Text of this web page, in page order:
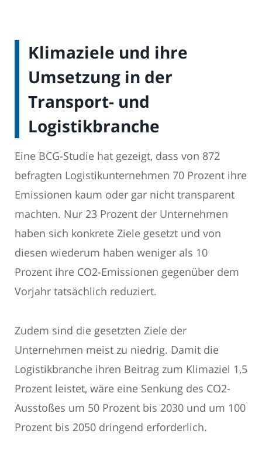
Klimaziele und ihre
Umsetzung in der
Transport- und
Logistikbranche
Eine BCG-Studie hat gezeigt, dass von 872
befragten Logistikunternehmen 70 Prozent ihre
Emissionen kaum oder gar nicht transparent
machten. Nur 23 Prozent der Unternehmen
haben sich konkrete Ziele gesetzt und von
diesen wiederum haben weniger als 10
Prozent ihre CO2-Emissionen gegenüber dem
Vorjahr tatsächlich reduziert.
Zudem sind die gesetzten Ziele der
Unternehmen meist zu niedrig. Damit die
Logistikbranche ihren Beitrag zum Klimaziel 1,5
Prozent leistet, wäre eine Senkung des CO2-
Ausstoßes um 50 Prozent bis 2030 und um 100
Prozent bis 2050 dringend erforderlich.